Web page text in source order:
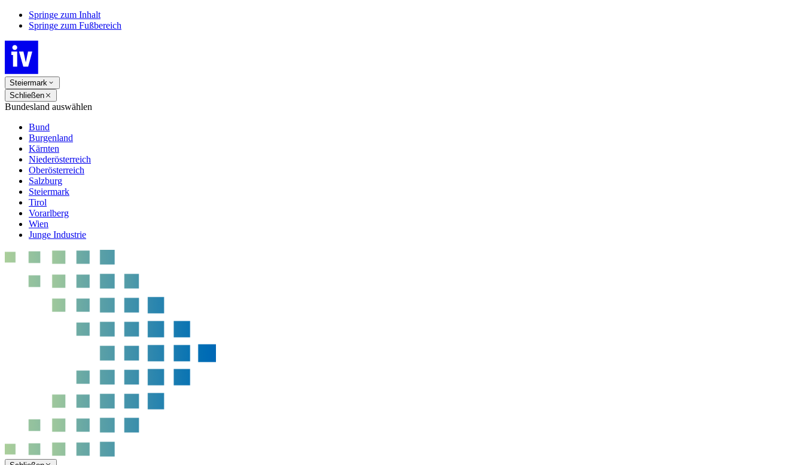
Springe zum Inhalt
Springe zum Fußbereich
Steiermark
Schließen
Bundesland auswählen
Bund
Burgenland
Kärnten
Niederösterreich
Oberösterreich
Salzburg
Steiermark
Tirol
Vorarlberg
Wien
Junge Industrie